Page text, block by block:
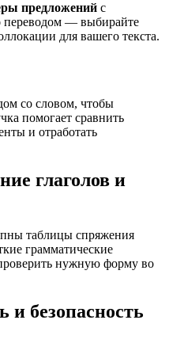
предложений с
переводом — выбирайте
для вашего текста.
со словом, чтобы
помогает сравнить
и отработать
глаголов и
таблицы спряжения
грамматические
нужную форму во
и безопасность